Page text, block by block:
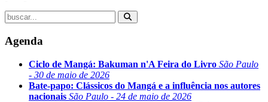
Agenda
Ciclo de Mangá: Bakuman n'A Feira do Livro São Paulo
- 30 de maio de 2026
Bate-papo: Clássicos do Mangá e a influência nos autores
nacionais São Paulo - 24 de maio de 2026